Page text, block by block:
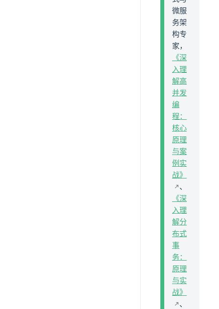
微服
务架
构专
家，
《深
入理
解高
并发
编
程：
核心
原理
与案
例实
战》
、
《深
入理
解分
布式
事
务：
原理
与实
战》
、